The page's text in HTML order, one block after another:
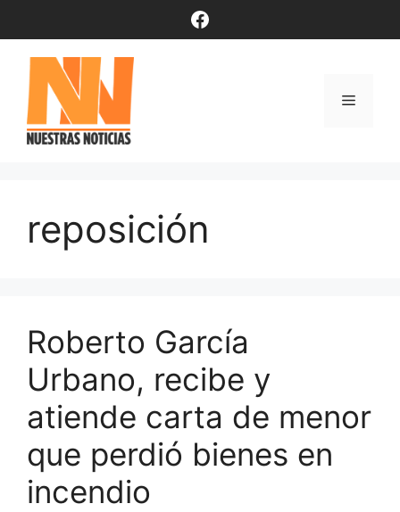
contenido
Facebook
Menú
reposición
Roberto García
Urbano, recibe y
atiende carta de menor
que perdió bienes en
incendio